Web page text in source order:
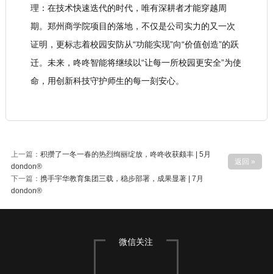
理：在技术快速迭代的时代，唯有深耕者才能穿越周
期。郑州商学院项目的落地，不仅是公司实力的又一次
证明，更标志着校园安防从“功能实现”向“价值创造”的跃
迁。未来，咚咚智能将继续以“让每一所校园更安全”为使
命，用创新科技守护师生的每一刻安心。
返回 »
上一篇： 积攒了一冬一春的热烈绚丽绽放，咚咚收获颇丰 | 5月
dondon®
下一篇： 携手宇华教育集团三载，稳步部署，成果显著 | 7月
dondon®
微信关注